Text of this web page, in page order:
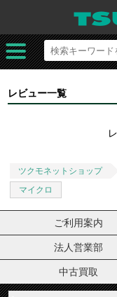
レビュー一覧
ツクモネットショップ
マイクロ
ご利用案内
法人営業部
中古買取